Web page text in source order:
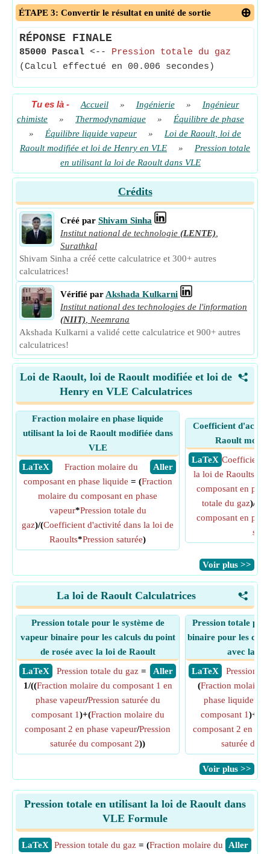
ÉTAPE 3: Convertir le résultat en unité de sortie
RÉPONSE FINALE
85000 Pascal <-- Pression totale du gaz
(Calcul effectué en 00.006 secondes)
Tu es là- Accueil » Ingénierie »
Ingénieur
chimiste
» Thermodynamique »
Équilibre de phase
»
Équilibre liquide vapeur »
Loi de Raoult, loi de
Raoult modifiée et loi de Henry en VLE
»
Pression totale
en utilisant la loi de Raoult dans VLE
Crédits
Créé par Shivam Sinha
Institut national de technologie (LENTE)
Surathkal
Shivam Sinha a créé cette calculatrice et 300+ autres
calculatrices!
Vérifié par Akshada Kulkarni
Institut national des technologies de l'information
(NIIT)
Neemrana
Akshada Kulkarni a validé cette calculatrice et 900+ autres
calculatrices!
<
Loi de Raoult, loi de Raoult modifiée et loi de
Henry en VLE Calculatrices
Fraction molaire en phase liquide
utilisant la loi de Raoult modifiée dans
VLE
​ LaTeX
​ Aller
Fraction molaire du
composant en phase liquide = (Fraction
molaire du composant en phase
vapeur*Pression totale du
gaz)/(Coefficient d'activité dans la loi de
Raoults*Pression saturée)
Coefficient
Raoult
​ LaTeX Coefficient
la loi de Raoults= (
composant en
totale du gaz)/(
composant en
​Voir plus >>
<
La loi de Raoult Calculatrices
Pression totale pour le système de
vapeur binaire pour les calculs du point
de rosée avec la loi de Raoult
​ LaTeX
​ Aller
Pression totale du gaz=
1/((Fraction molaire du composant 1 en
phase vapeur/Pression saturée du
composant 1)+(Fraction molaire du
composant 2 en phase vapeur/Pression
saturée du composant 2))
Pression totale
binaire pour les
avec la loi
​ LaTeX
Pression
(Fraction molaire
phase liquide*
composant 1)+(
composant 2 en
saturée du
​Voir plus >>
Pression totale en utilisant la loi de Raoult dans
VLE Formule
​LaTeX ​Aller
Pression totale du gaz = (Fraction molaire du